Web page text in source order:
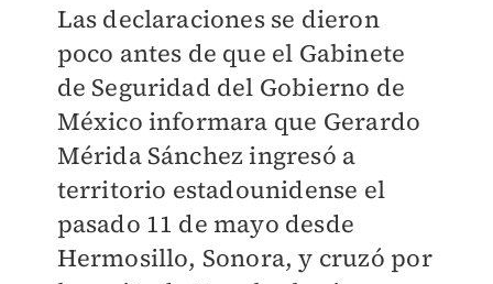
Las declaraciones se dieron
poco antes de que el Gabinete
de Seguridad del Gobierno de
México informara que Gerardo
Mérida Sánchez ingresó a
territorio estadounidense el
pasado 11 de mayo desde
Hermosillo, Sonora, y cruzó por